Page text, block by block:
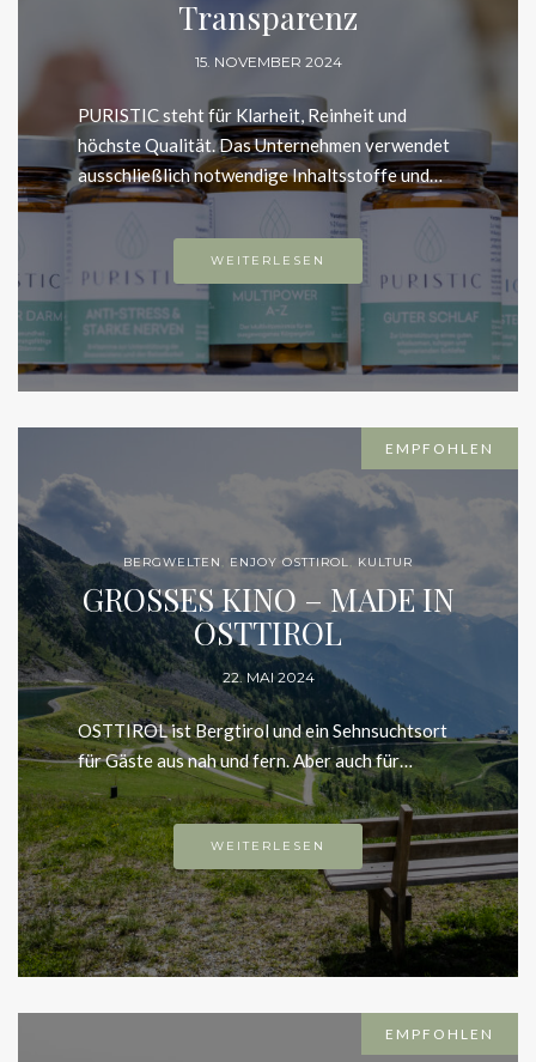
15. NOVEMBER 2024
PURISTIC steht für Klarheit, Reinheit und höchste
Qualität. Das Unternehmen verwendet
ausschließlich notwendige Inhaltsstoffe und…
WEITERLESEN
EMPFOHLEN
ENJOY OSTTIROL
GROSSES KINO – MADE IN
OSTTIROL
22. MAI 2024
OSTTIROL ist Bergtirol und ein Sehnsuchtsort für
Gäste aus nah und fern. Aber auch für…
WEITERLESEN
EMPFOHLEN